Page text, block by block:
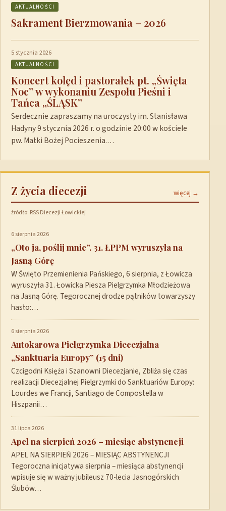
AKTUALNOŚCI
Sakrament Bierzmowania – 2026
5 stycznia 2026
AKTUALNOŚCI
Koncert kolęd i pastorałek pt. „Święta
Noc” w wykonaniu Zespołu Pieśni i
Tańca „ŚLĄSK”
Serdecznie zapraszamy na uroczysty im. Stanisława
Hadyny 9 stycznia 2026 r. o godzinie 20:00 w kościele
pw. Matki Bożej Pocieszenia.…
Z życia diecezji więcej →
źródło: RSS Diecezji Łowickiej
6 sierpnia 2026
„Oto ja, poślij mnie”. 31. ŁPPM wyruszyła na
Jasną Górę
W Święto Przemienienia Pańskiego, 6 sierpnia, z Łowicza
wyruszyła 31. Łowicka Piesza Pielgrzymka Młodzieżowa
na Jasną Górę. Tegorocznej drodze pątników towarzyszy
hasło:…
6 sierpnia 2026
Autokarowa Pielgrzymka Diecezjalna
„Sanktuaria Europy” (15 dni)
Czcigodni Księża i Szanowni Diecezjanie, Zbliża się czas
realizacji Diecezjalnej Pielgrzymki do Sanktuariów Europy:
Lourdes we Francji, Santiago de Compostella w
Hiszpanii…
31 lipca 2026
Apel na sierpień 2026 – miesiąc abstynencji
APEL NA SIERPIEŃ 2026 – MIESIĄC ABSTYNENCJI
Tegoroczna inicjatywa sierpnia – miesiąca abstynencji
wpisuje się w ważny jubileusz 70-lecia Jasnogórskich
Ślubów…